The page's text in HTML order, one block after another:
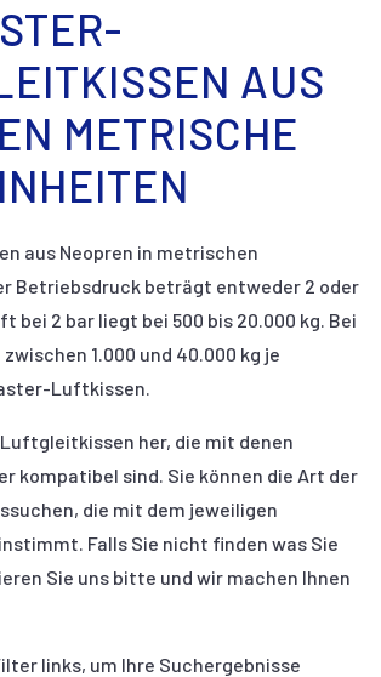
AUS
METRISCHE
aus Neopren in metrischen
Betriebsdruck beträgt entweder 2 oder
bei 2 bar liegt bei 500 bis 20.000 kg. Bei
1.000 und 40.000 kg je
Luftkissen.
her, die mit denen
kompatibel sind. Sie können die Art der
die mit dem jeweiligen
Falls Sie nicht finden was Sie
Sie uns bitte und wir machen Ihnen
links, um Ihre Suchergebnisse